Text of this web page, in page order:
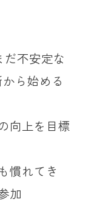
不安定な
ら始める
向上を目標
慣れてき
加